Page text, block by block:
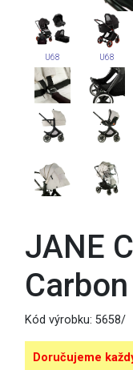
U68 U68
JANE
Kód výrobku: 5658/
Doručujeme